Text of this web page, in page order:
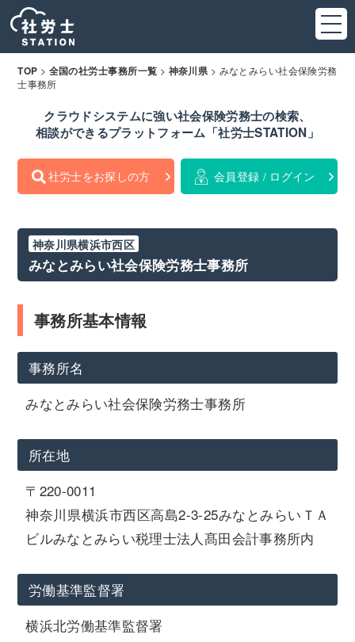
TOP > 全国の社労士事務所一覧 > 神奈川県 > みなとみらい社会保険労務
士事務所
クラウドシステムに強い社会保険労務士の検索、
相談ができるプラットフォーム「社労士STATION」
社労士をお探しの方 会員登録 / ログイン
神奈川県横浜市西区
みなとみらい社会保険労務士事務所
事務所基本情報
事務所名
みなとみらい社会保険労務士事務所
所在地
〒220-0011
神奈川県横浜市西区高島2-3-25みなとみらいＴＡ
ビルみなとみらい税理士法人髙田会計事務所内
労働基準監督署
横浜北労働基準監督署